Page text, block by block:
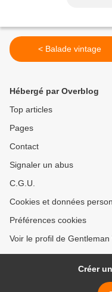
< Balade vintage
Hébergé par Overblog
Top articles
Pages
Contact
Signaler un abus
C.G.U.
Cookies et données
Préférences cookies
Voir le profil de
Créer